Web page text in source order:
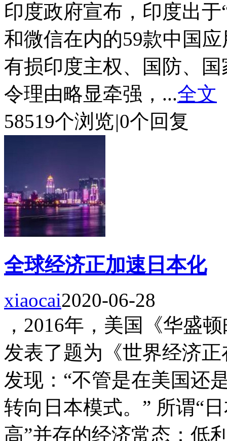
印度政府宣布，印度出
和微信在内的59款中国
有损印度主权、国防、
令理由略显牵强，...全文
58519个浏览|0个回复
全球经济正加速日本化
xiaocai2020-06-28
，2016年，美国《华盛
发表了题为《世界经济
发现：“不管是在美国还
转向日本模式。” 所谓“
高”并存的经济常态：低